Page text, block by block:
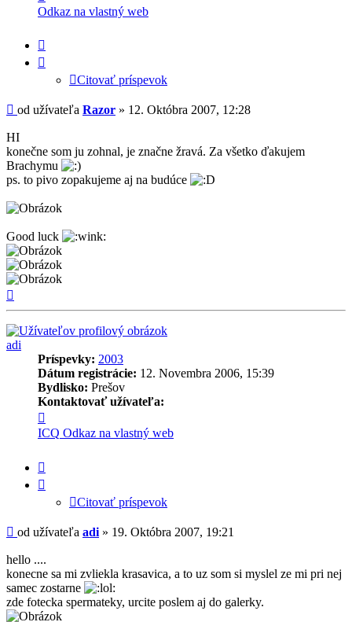
informácie
užívateľa
Razor
Odkaz na vlastný web
Citovať príspevok
Príspevok
od užívateľa Razor » 12. Októbra 2007, 12:28
HI
konečne som ju zohnal, je značne žravá. Za všetko ďakujem
Brachymu
ps. to pivo zopakujeme aj na budúce
Good luck
adi
Príspevky: 2003
Dátum registrácie: 12. Novembra 2006, 15:39
Bydlisko: Prešov
Kontaktovať užívateľa:
informácie
užívateľa
adi
ICQ Odkaz na vlastný web
Citovať príspevok
Príspevok
od užívateľa adi » 19. Októbra 2007, 19:21
hello ....
konecne sa mi zvliekla krasavica, a to uz som si myslel ze mi pri nej
samec zostarne
zde fotecka spermateky, urcite poslem aj do galerky.